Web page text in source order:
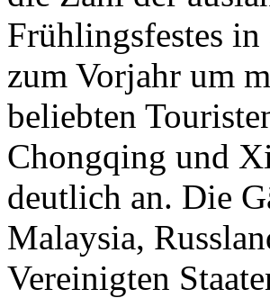
Frühlingsfestes
zum Vorjahr um
beliebten
Chongqing und
deutlich an. Die
Malaysia,
Vereinigten